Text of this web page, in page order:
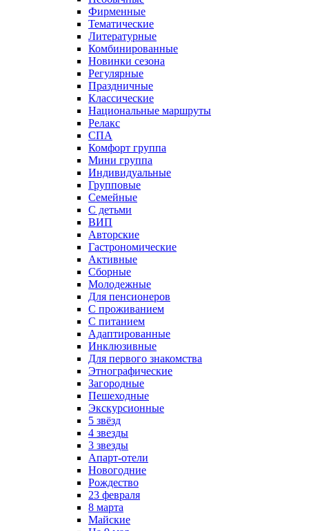
Фирменные
Тематические
Литературные
Комбинированные
Новинки сезона
Регулярные
Праздничные
Классические
Национальные маршруты
Релакс
СПА
Комфорт группа
Мини группа
Индивидуальные
Групповые
Семейные
С детьми
ВИП
Авторские
Гастрономические
Активные
Сборные
Молодежные
Для пенсионеров
С проживанием
С питанием
Адаптированные
Инклюзивные
Для первого знакомства
Этнографические
Загородные
Пешеходные
Экскурсионные
5 звёзд
4 звезды
3 звезды
Апарт-отели
Новогодние
Рождество
23 февраля
8 марта
Майские